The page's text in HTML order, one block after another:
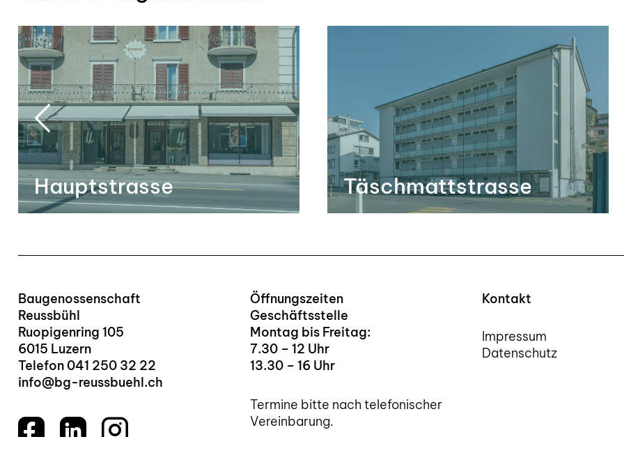
Hauptstrasse Täschmattstrasse
Baugenossenschaft
Reussbühl
Ruopigenring 105
6015 Luzern
Telefon 041 250 32 22
info@bg-reussbuehl.ch
Öffnungszeiten
Geschäftsstelle
Montag bis Freitag:
7.30 – 12 Uhr
13.30 – 16 Uhr
Termine bitte nach telefonischer
Vereinbarung.
Kontakt
Impressum
Datenschutz